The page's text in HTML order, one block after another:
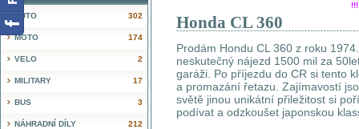
Honda CL 360
Prodám Hondu CL 360 z roku
neskutečný nájezd 1500 mil za
garáži. Po příjezdu do CR si tento
a promazání řetazu. Zajímavostí
světě jinou unikátní přiležitost si
podívat a odzkoušet japonskou
302
AUTO
174
MOTO
2
VELO
17
MILITARY
3
BUS
212
NÁHRADNÍ DÍLY